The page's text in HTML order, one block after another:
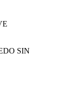
SIN